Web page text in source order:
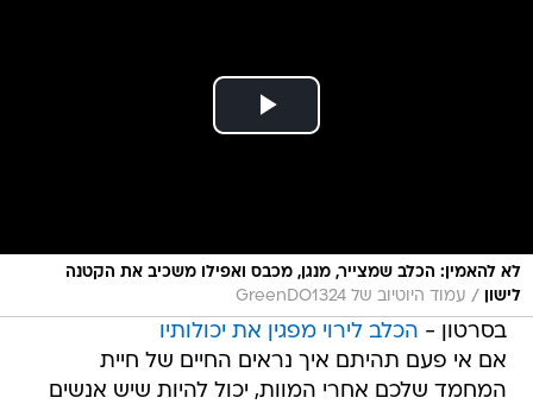
לא להאמין: הכלב שמצייר, מנגן, מכבס ואפילו משכיב את הקטנה
לישון
/ עמוד היוטיוב של GreenDO1324
בסרטון - הכלב לירוי מפגין את יכולותיו
אם אי פעם תהיתם איך נראים החיים של חיית
המחמד שלכם אחרי המוות, יכול להיות שיש אנשים